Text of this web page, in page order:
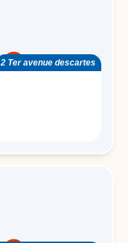
2 Ter avenue descartes